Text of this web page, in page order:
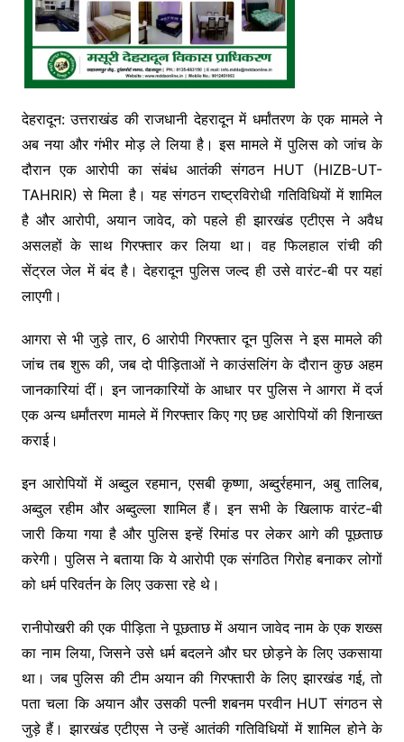
देहरादून: उत्तराखंड की राजधानी देहरादून में धर्मांतरण के एक मामले ने
अब नया और गंभीर मोड़ ले लिया है। इस मामले में पुलिस को जांच के
दौरान एक आरोपी का संबंध आतंकी संगठन HUT (HIZB-UT-
TAHRIR) से मिला है। यह संगठन राष्ट्रविरोधी गतिविधियों में शामिल
है और आरोपी, अयान जावेद, को पहले ही झारखंड एटीएस ने अवैध
असलहों के साथ गिरफ्तार कर लिया था। वह फिलहाल रांची की
सेंट्रल जेल में बंद है। देहरादून पुलिस जल्द ही उसे वारंट-बी पर यहां
लाएगी।
आगरा से भी जुड़े तार, 6 आरोपी गिरफ्तार दून पुलिस ने इस मामले की
जांच तब शुरू की, जब दो पीड़िताओं ने काउंसलिंग के दौरान कुछ अहम
जानकारियां दीं। इन जानकारियों के आधार पर पुलिस ने आगरा में दर्ज
एक अन्य धर्मांतरण मामले में गिरफ्तार किए गए छह आरोपियों की शिनाख्त
कराई।
इन आरोपियों में अब्दुल रहमान, एसबी कृष्णा, अब्दुर्रहमान, अबु तालिब,
अब्दुल रहीम और अब्दुल्ला शामिल हैं। इन सभी के खिलाफ वारंट-बी
जारी किया गया है और पुलिस इन्हें रिमांड पर लेकर आगे की पूछताछ
करेगी। पुलिस ने बताया कि ये आरोपी एक संगठित गिरोह बनाकर लोगों
को धर्म परिवर्तन के लिए उकसा रहे थे।
रानीपोखरी की एक पीड़िता ने पूछताछ में अयान जावेद नाम के एक शख्स
का नाम लिया, जिसने उसे धर्म बदलने और घर छोड़ने के लिए उकसाया
था। जब पुलिस की टीम अयान की गिरफ्तारी के लिए झारखंड गई, तो
पता चला कि अयान और उसकी पत्नी शबनम परवीन HUT संगठन से
जुड़े हैं। झारखंड एटीएस ने उन्हें आतंकी गतिविधियों में शामिल होने के